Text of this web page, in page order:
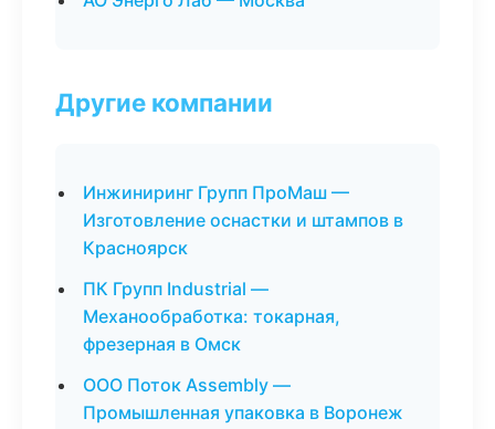
Другие компании
Инжиниринг Групп ПроМаш —
Изготовление оснастки и штампов в
Красноярск
ПК Групп Industrial —
Механообработка: токарная,
фрезерная в Омск
ООО Поток Assembly —
Промышленная упаковка в Воронеж